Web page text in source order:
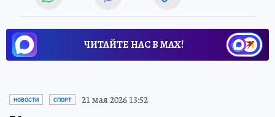
ЧИТАЙТЕ НАС В МАХ!
НОВОСТИ СПОРТ 21 мая 2026 13:52